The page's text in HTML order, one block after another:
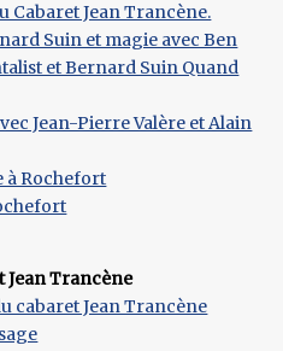
Cabaret Jean Trancène.
Suin et magie avec Ben
et Bernard Suin Quand
Jean-Pierre Valère et Alain
à Rochefort
Jean Trancène
cabaret Jean Trancène